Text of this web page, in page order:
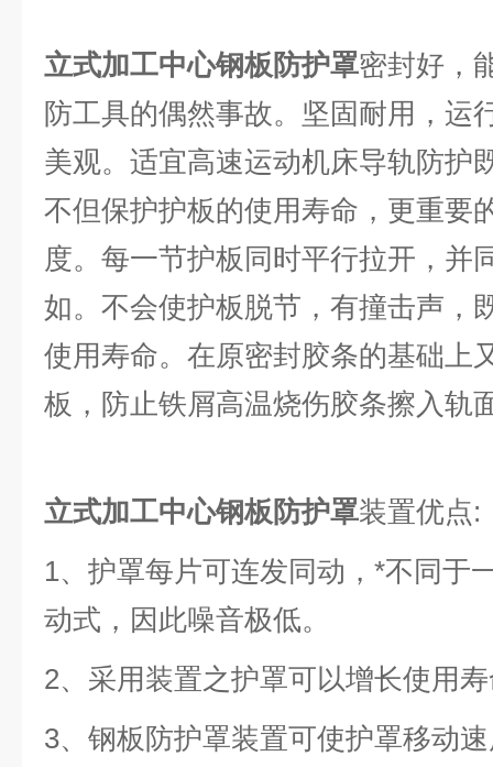
立式加工中心钢板防护罩密封好，
防工具的偶然事故。坚固耐用，运
美观。适宜高速运动机床导轨防护
不但保护护板的使用寿命，更重要
度。每一节护板同时平行拉开，并
如。不会使护板脱节，有撞击声，
使用寿命。在原密封胶条的基础上
板，防止铁屑高温烧伤胶条擦
立式加工中心钢板防护罩装置优点:
1、护罩每片可连发同动，*不同于
动式，因此噪音极低。
2、采用装置之护罩可以增长使用
3、钢板防护罩装置可使护罩移动